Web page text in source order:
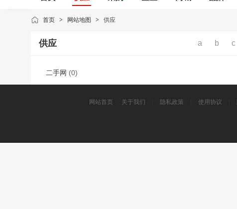
动态
首页 > 网站地图 > 供应
a b c
供应
二手网 (0)
网站首页 关于我们 隐私政策 使用协议